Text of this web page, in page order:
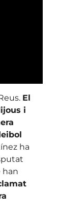
El
i
ha
han